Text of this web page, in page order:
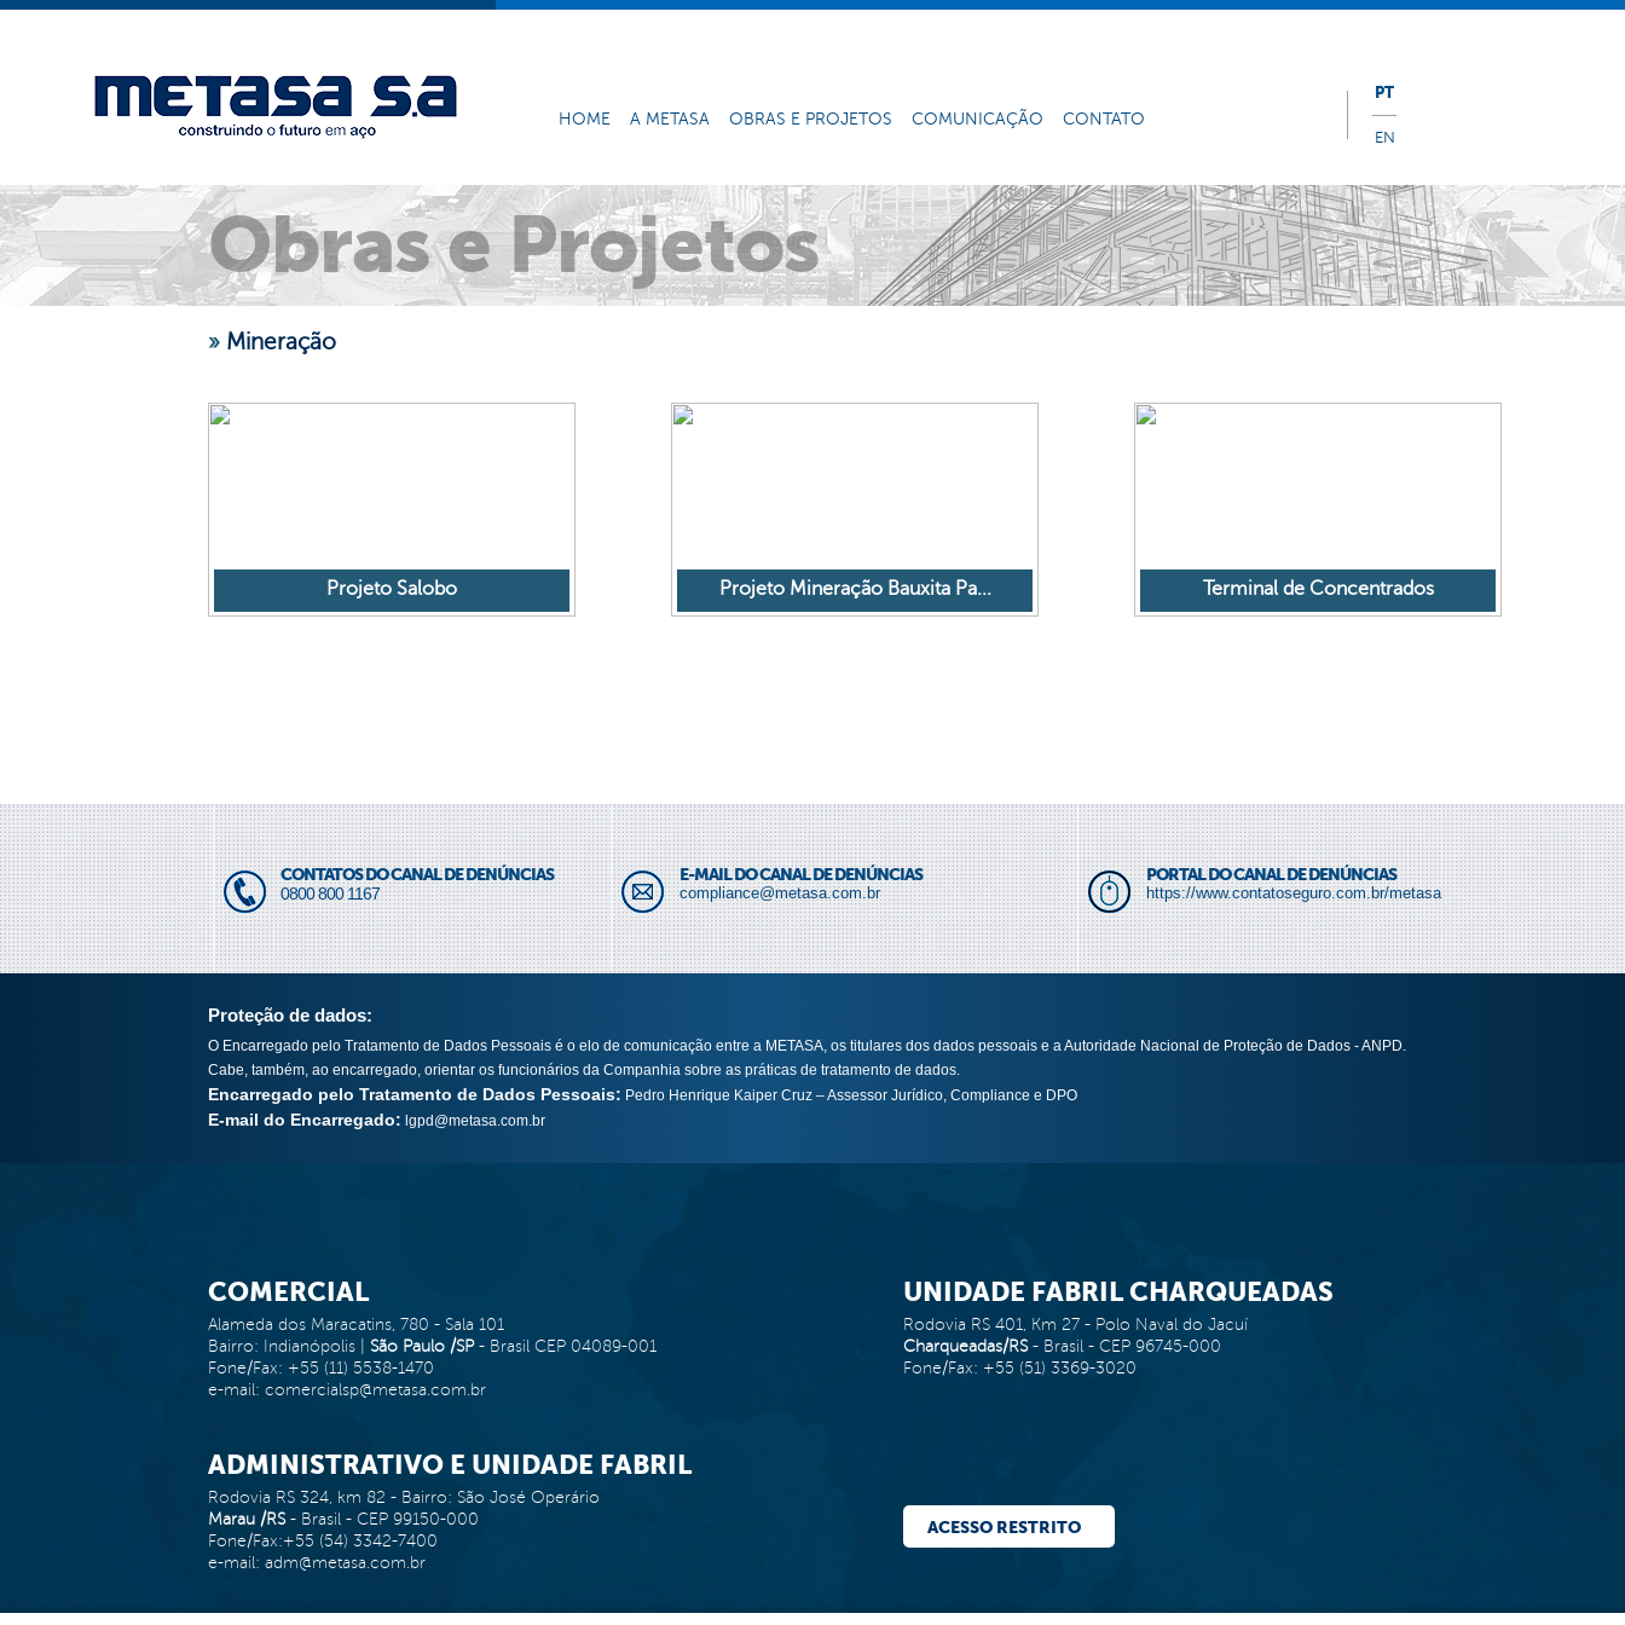
HOME A METASA OBRAS E PROJETOS COMUNICAÇÃO CONTATO
TRABALHE CONOSCO
PT
EN
Obras e Projetos
» Mineração
Projeto Salobo Projeto Mineração Bauxita Pa... Terminal de Concentrados
ACESSO RESTRITO
CONTATOS DO CANAL DE DENÚNCIAS
0800 800 1167
E-MAIL DO CANAL DE DENÚNCIAS
compliance@metasa.com.br
PORTAL DO CANAL DE DENÚNCIAS
https://www.contatoseguro.com.br/metasa
Proteção de dados:
O Encarregado pelo Tratamento de Dados Pessoais é o elo de comunicação entre a METASA, os titulares dos dados pessoais e a Autoridade Nacional de Proteção de Dados - ANPD.
Cabe, também, ao encarregado, orientar os funcionários da Companhia sobre as práticas de tratamento de dados.
Encarregado pelo Tratamento de Dados Pessoais: Pedro Henrique Kaiper Cruz – Assessor Jurídico, Compliance e DPO
E-mail do Encarregado: lgpd@metasa.com.br
COMERCIAL
Alameda dos Maracatins, 780 - Sala 101
Bairro: Indianópolis | São Paulo /SP - Brasil CEP 04089-001
Fone/Fax: +55 (11) 5538-1470
e-mail: comercialsp@metasa.com.br
ADMINISTRATIVO E UNIDADE FABRIL
Rodovia RS 324, km 82 - Bairro: São José Operário
Marau /RS - Brasil - CEP 99150-000
Fone/Fax:+55 (54) 3342-7400
e-mail: adm@metasa.com.br
UNIDADE FABRIL CHARQUEADAS
Rodovia RS 401, Km 27 - Polo Naval do Jacuí
Charqueadas/RS - Brasil - CEP 96745-000
Fone/Fax: +55 (51) 3369-3020